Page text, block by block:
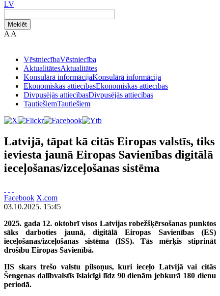
LV
Meklēt
A A
VēstniecībaVēstniecība
AktualitātesAktualitātes
Konsulārā informācijaKonsulārā informācija
Ekonomiskās attiecībasEkonomiskās attiecības
Divpusējās attiecībasDivpusējās attiecības
TautiešiemTautiešiem
Latvijā, tāpat kā citās Eiropas valstīs, tiks
ieviesta jaunā Eiropas Savienības digitālā
ieceļošanas/izceļošanas sistēma
Facebook X.com
03.10.2025. 15:45
2025. gada 12. oktobrī visos Latvijas robežšķērsošanas punktos
sāks darboties jaunā, digitālā Eiropas Savienības (ES)
ieceļošanas/izceļošanas sistēma (ISS). Tās mērķis stiprināt
drošību Eiropas Savienībā.
IIS skars trešo valstu pilsoņus, kuri ieceļo Latvijā vai citās
Šengenas dalībvalstīs īslaicīgi līdz 90 dienām jebkurā 180 dienu
periodā.